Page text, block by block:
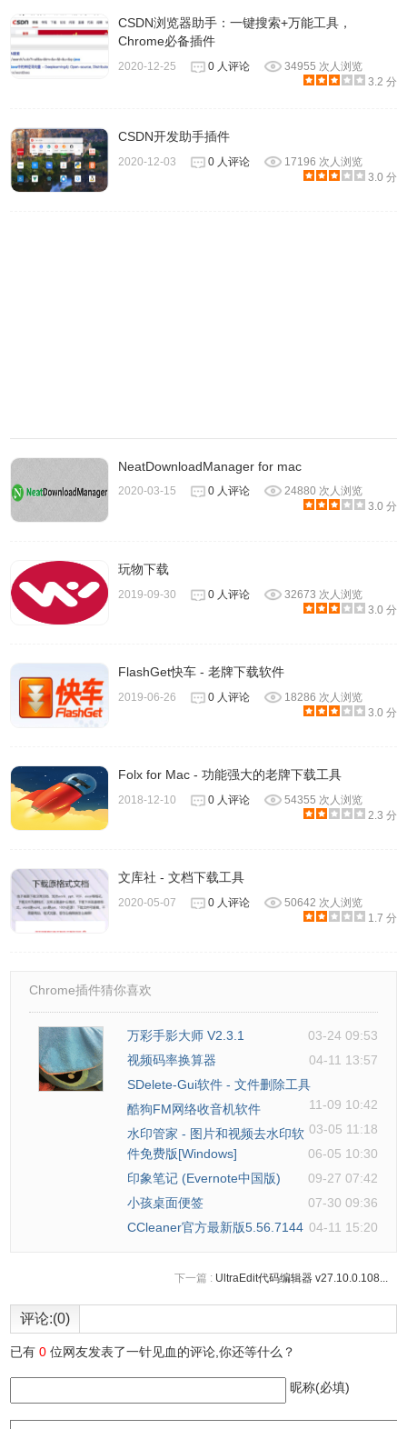
对齐选项
GUI改进：删除高级选项dht.udp_会话\u阈值，添加新的高级
GUI改进：在macOS版本的流图中显示CPU使用率
GUI错误修复：修复在选项窗口中单击下载eMule插件按钮时
的崩溃
核心错误修正：如果在打开torrent后选择直接使用exist文件
播种，任务队列操作不正确
核心错误修正：如果DHT网络启动延迟被启用，自动启动的
任务将不再向DHT宣布
CSDN浏览器助手：一键搜索+万能工具，
Chrome必备插件
2020-12-25 0 人评论
34955 次人浏览
3.2 分
CSDN开发助手插件
2020-12-03 0 人评论
17196 次人浏览
3.0 分
NeatDownloadManager for mac
2020-03-15 0 人评论
24880 次人浏览
3.0 分
玩物下载
2019-09-30 0 人评论
32673 次人浏览
3.0 分
FlashGet快车 - 老牌下载软件
2019-06-26 0 人评论
18286 次人浏览
3.0 分
Folx for Mac - 功能强大的老牌下载工具
2018-12-10 0 人评论
54355 次人浏览
2.3 分
文库社 - 文档下载工具
2020-05-07 0 人评论
50642 次人浏览
1.7 分
Chrome插件猜你喜欢
万彩手影大师 V2.3.1
03-24 09:53
视频码率换算器
04-11 13:57
SDelete-Gui软件 - 文件删除工具
11-09 10:42
酷狗FM网络收音机软件
03-05 11:18
水印管家 - 图片和视频去水印软
件免费版[Windows]
06-05 10:30
印象笔记 (Evernote中国版)
09-27 07:42
小孩桌面便签
07-30 09:36
CCleaner官方最新版5.56.7144 04-11 15:20
下一篇 : UltraEdit代码编辑器 v27.10.0.108...
评论:(0)
已有0 位网友发表了一针见血的评论,你还等什么？
昵称(必填)